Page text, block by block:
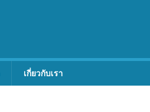
เกี่ยวกับเรา